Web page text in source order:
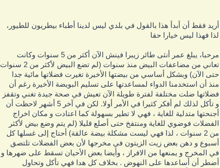
فقط أن أبدأ هذا بالقول في بلدي ليس لدينا أطباء بيطريون للطيور،
فهذا ليس خيارا حقا
مرحبا، يبلغ عمر أنثى طائر زيبرا فينش الآن أكثر من 5 سنوات وكانت
تعاني من مضاعفات البيض منذ سنوات (لم تضع البيض لأكثر من 2 سنوات
الآن) وبشكل أساسي من بيضتها الأخيرة تغيرت فضلاتها مائية جدا
أن استخدمنا الدواء لمساعدتها على تسليم البويضة الأخيرة رغم أن
ضلت مختلفة لفترة طويلة الآن تعيش في صحة جيدة تغني وتقفز
و تأكل لذلك لم أفكر كثيرا في الأمر أولا. لكن في آخر 5 أشهر لاحظت أن
متدلية للغاية ، فهي لا تطير بسهولة كما اعتادت و مكان اخراج
فوضوي للغاية ومنتفخ حتى أصلع قليلا (لم يتم وضع بيض لأكثر
من 2 سنوات ، لذا فهي ليست مشكلة بيضة عالقة) أحتاج إلى غسلها كل
و دهن بعض زيت الزيتون في مخرجها لأن بعض الفضلات تلتصق
المخرج و يمنعها من الافراز ، وأيضا بعض الأحيان تسقط على ضهرها و
أن أساعدها على النهوض . بخلاف كل هدا فهي تأكل وتحاول